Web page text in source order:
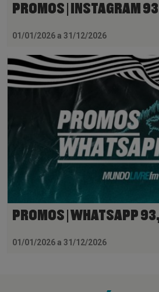
PROMOS | INSTAGRAM
01/01/2026 a 31/12/2026
PROMOS | WHATSAPP
01/01/2026 a 31/12/2026